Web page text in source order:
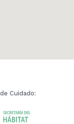
Cuidado: